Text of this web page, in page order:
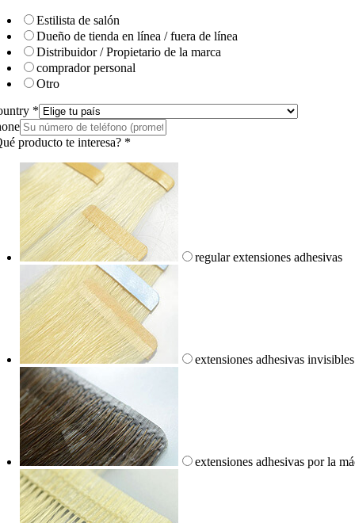
Estilista de salón
Dueño de tienda en línea / fuera de línea
Distribuidor / Propietario de la marca
comprador personal
Otro
*
producto te interesa? *
regular extensiones adhesivas
extensiones adhesivas invisibles
extensiones adhesivas por la